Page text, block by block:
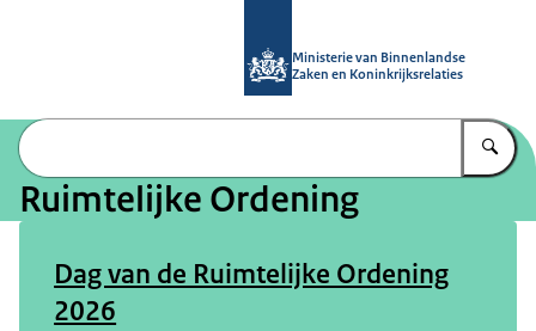
Ministerie van Binnenlandse
Zaken en Koninkrijksrelaties
Ruimtelijke Ordening
Dag van de Ruimtelijke Ordening
2026